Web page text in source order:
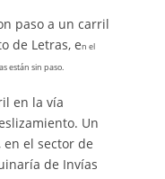
paso a un carril
de Letras, en el
están sin paso.
en la vía
Un
el sector de
de Invías